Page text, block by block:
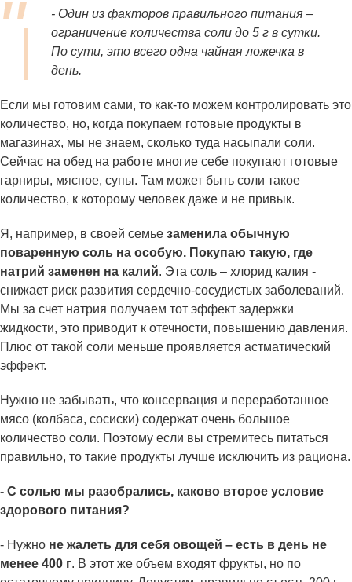
- Один из факторов правильного питания –
ограничение количества соли до 5 г в сутки.
По сути, это всего одна чайная ложечка в
день.
Если мы готовим сами, то как-то можем контролировать это
количество, но, когда покупаем готовые продукты в
магазинах, мы не знаем, сколько туда насыпали соли.
Сейчас на обед на работе многие себе покупают готовые
гарниры, мясное, супы. Там может быть соли такое
количество, к которому человек даже и не привык.
Я, например, в своей семье заменила обычную
поваренную соль на особую. Покупаю такую, где
натрий заменен на калий. Эта соль – хлорид калия -
снижает риск развития сердечно-сосудистых заболеваний.
Мы за счет натрия получаем тот эффект задержки
жидкости, это приводит к отечности, повышению давления.
Плюс от такой соли меньше проявляется астматический
эффект.
Нужно не забывать, что консервация и переработанное
мясо (колбаса, сосиски) содержат очень большое
количество соли. Поэтому если вы стремитесь питаться
правильно, то такие продукты лучше исключить из рациона.
- С солью мы разобрались, каково второе условие
здорового питания?
- Нужно не жалеть для себя овощей – есть в день не
менее 400 г. В этот же объем входят фрукты, но по